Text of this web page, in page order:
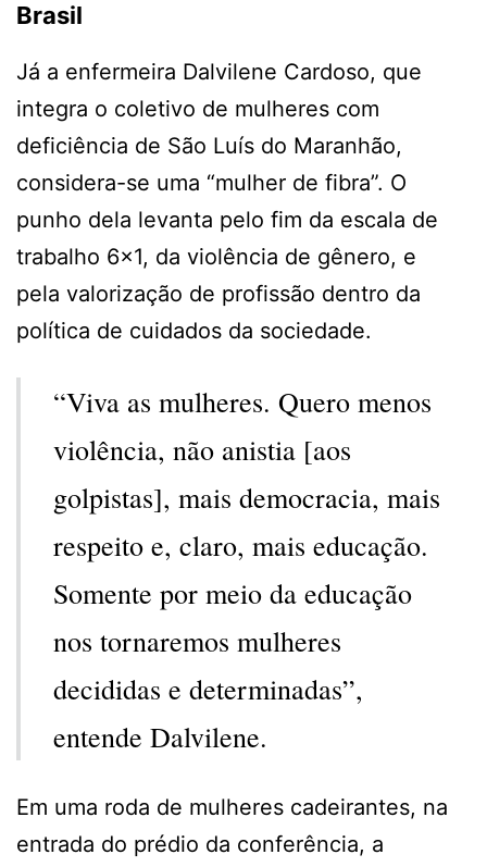
Brasil
Já a enfermeira Dalvilene Cardoso, que
integra o coletivo de mulheres com
deficiência de São Luís do Maranhão,
considera-se uma “mulher de fibra”. O
punho dela levanta pelo fim da escala de
trabalho 6×1, da violência de gênero, e
pela valorização de profissão dentro da
política de cuidados da sociedade.
“Viva as mulheres. Quero menos
violência, não anistia [aos
golpistas], mais democracia, mais
respeito e, claro, mais educação.
Somente por meio da educação
nos tornaremos mulheres
decididas e determinadas”,
entende Dalvilene.
Em uma roda de mulheres cadeirantes, na
entrada do prédio da conferência, a